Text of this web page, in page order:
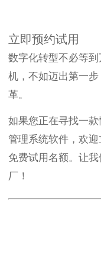
立即预约试用
数字化转型不必等
机，不如迈出第一
革。
如果您正在寻找一
管理系统软件，欢
免费试用名额。让
厂！